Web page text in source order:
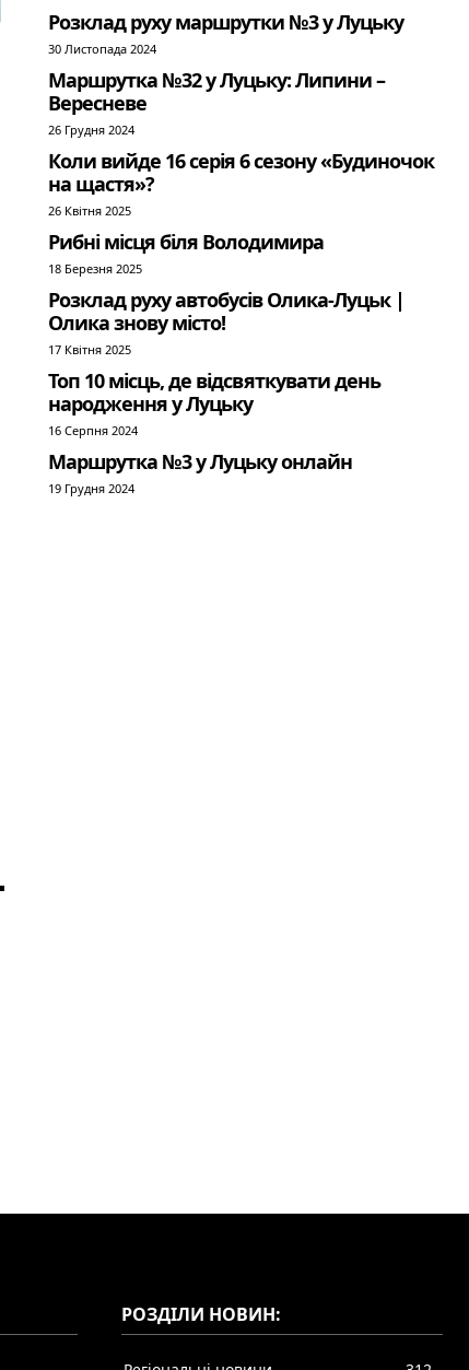
Розклад руху маршрутки №3 у Луцьку
30 Листопада 2024
Маршрутка №32 у Луцьку: Липини –
Вересневе
26 Грудня 2024
Коли вийде 16 серія 6 сезону «Будиночок
на щастя»?
26 Квітня 2025
Рибні місця біля Володимира
18 Березня 2025
Розклад руху автобусів Олика-Луцьк |
Олика знову місто!
17 Квітня 2025
Топ 10 місць, де відсвяткувати день
народження у Луцьку
16 Серпня 2024
Маршрутка №3 у Луцьку онлайн
19 Грудня 2024
РОЗДІЛИ НОВИН: